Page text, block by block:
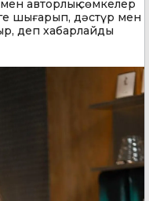
авторлық сөмкелер
шығарып, дәстүр мен
деп хабарлайды